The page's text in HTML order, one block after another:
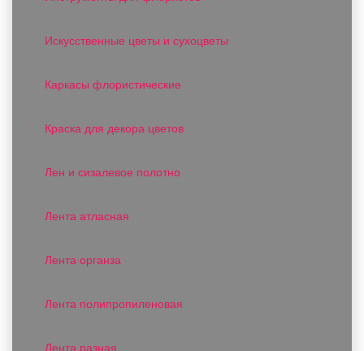
Искусственные цветы и сухоцветы
Каркасы флористические
Краска для декора цветов
Лен и сизалевое полотно
Лента атласная
Лента органза
Лента полипропиленовая
Лента разная